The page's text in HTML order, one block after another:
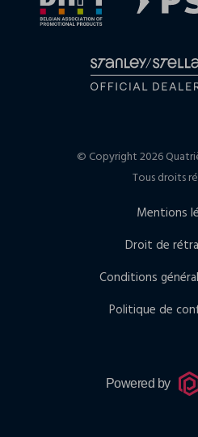
© Copyright 2026
Tous droits
Mentions
Droit de
Conditions
Politique de
Powered by